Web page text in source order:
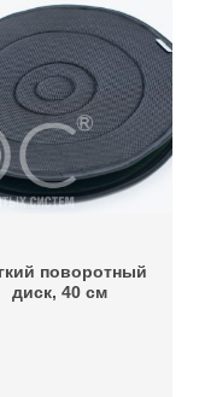
поворотный
диск, 40 см